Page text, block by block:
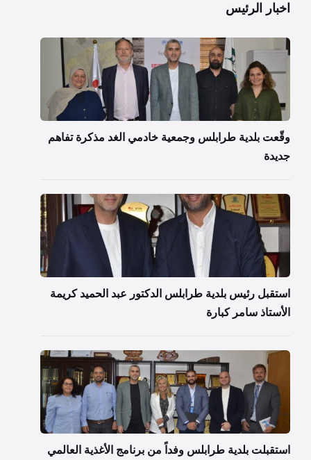
اخبار الرئيس
وقّعت بلدية طرابلس وجمعية خادمي الغد مذكرة تفاهم
جديدة
استقبل رئيس بلدية طرابلس الدكتور عبد الحميد كريمة
الأستاذ سامر كبارة
استقبلت بلدية طرابلس وفداً من برنامج الأغذية العالمي